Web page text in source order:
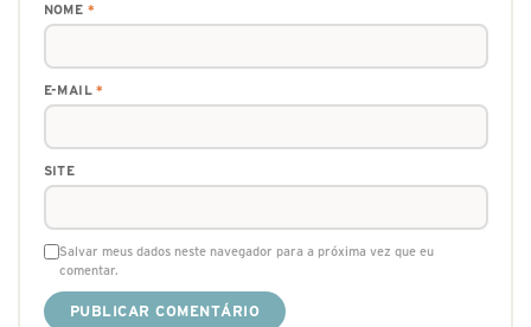
NOME *
E-MAIL*
SITE
Salvar meus dados neste navegador para a próxima vez que eu
comentar.